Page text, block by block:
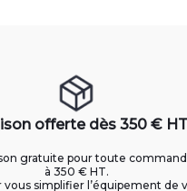
offerte dès 350 € HT
gratuite pour toute
à 350 € HT.
vous simplifier l’équipement de